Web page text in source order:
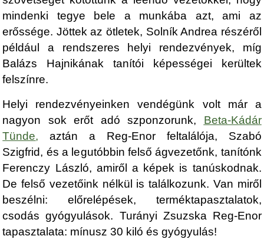
mindenki tegye bele a munkába azt, ami az
erőssége. Jöttek az ötletek, Solník Andrea részéről
például a rendszeres helyi rendezvények, míg
Balázs Hajnikának tanítói képességei kerültek
felszínre.
Helyi rendezvényeinken vendégünk volt már a
nagyon sok erőt adó szponzorunk, Beta-Kádár
Tünde, aztán a Reg-Enor feltalálója, Szabó
Szigfrid, és a legutóbbin felső ágvezetőnk, tanítónk
Ferenczy László, amiről a képek is tanúskodnak.
De felső vezetőink nélkül is találkozunk. Van miről
beszélni: előrelépések, terméktapasztalatok,
csodás gyógyulások. Turányi Zsuzska Reg-Enor
tapasztalata: mínusz 30 kiló és gyógyulás!